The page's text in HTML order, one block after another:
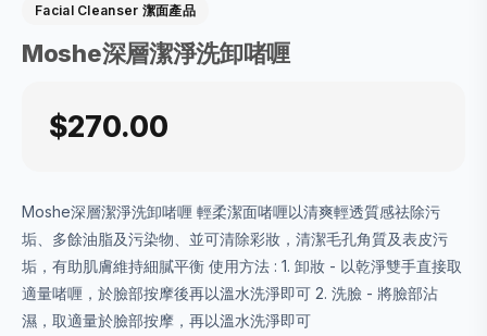
Facial Cleanser 潔面產品
Moshe深層潔淨洗卸啫喱
$270.00
Moshe深層潔淨洗卸啫喱 輕柔潔面啫喱以清爽輕透質感祛除污
垢、多餘油脂及污染物、並可清除彩妝，清潔毛孔角質及表皮污
垢，有助肌膚維持細膩平衡 使用方法 : 1. 卸妝 - 以乾淨雙手直接取
適量啫喱，於臉部按摩後再以溫水洗淨即可 2. 洗臉 - 將臉部沾
濕，取適量於臉部按摩，再以溫水洗淨即可